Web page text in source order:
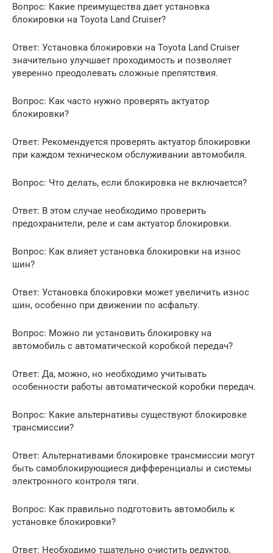
Вопрос: Какие преимущества дает установка
блокировки на Toyota Land Cruiser?
Ответ: Установка блокировки на Toyota Land Cruiser
значительно улучшает проходимость и позволяет
уверенно преодолевать сложные препятствия.
Вопрос: Как часто нужно проверять актуатор
блокировки?
Ответ: Рекомендуется проверять актуатор блокировки
при каждом техническом обслуживании автомобиля.
Вопрос: Что делать, если блокировка не включается?
Ответ: В этом случае необходимо проверить
предохранители, реле и сам актуатор блокировки.
Вопрос: Как влияет установка блокировки на износ
шин?
Ответ: Установка блокировки может увеличить износ
шин, особенно при движении по асфальту.
Вопрос: Можно ли установить блокировку на
автомобиль с автоматической коробкой передач?
Ответ: Да, можно, но необходимо учитывать
особенности работы автоматической коробки передач.
Вопрос: Какие альтернативы существуют блокировке
трансмиссии?
Ответ: Альтернативами блокировке трансмиссии могут
быть самоблокирующиеся дифференциалы и системы
электронного контроля тяги.
Вопрос: Как правильно подготовить автомобиль к
установке блокировки?
Ответ: Необходимо тщательно очистить редуктор,